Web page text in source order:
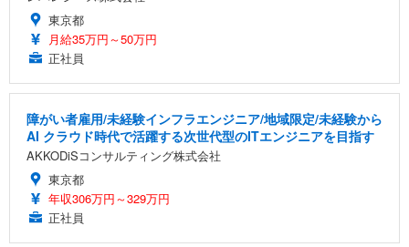
東京都
月給35万円～50万円
正社員
障がい者雇用/未経験インフラエンジニア/地域限定/未経験から
AI クラウド時代で活躍する次世代型のITエンジニアを目指す
AKKODiSコンサルティング株式会社
東京都
年収306万円～329万円
正社員